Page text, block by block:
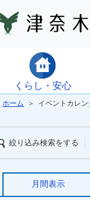
くらし・安心
ホーム ＞ イベントカレン
絞り込み検索をする
月間表示